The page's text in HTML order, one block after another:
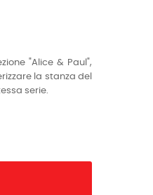
"Alice & Paul",
la stanza del
serie.